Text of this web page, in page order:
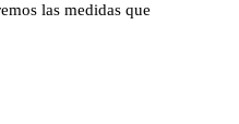
las medidas que